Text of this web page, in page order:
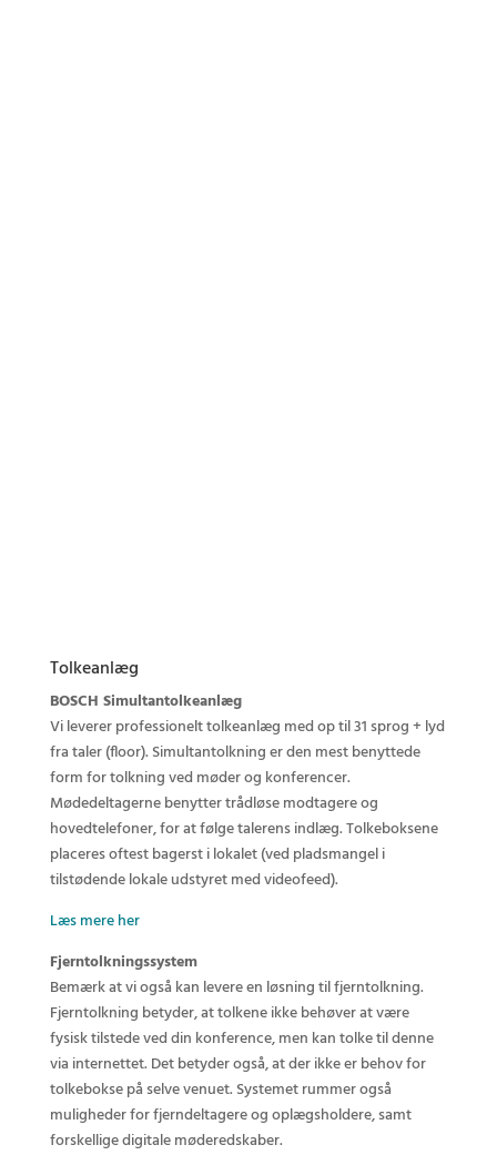
Tolkeanlæg
BOSCH Simultantolkeanlæg
Vi leverer professionelt tolkeanlæg med op til 31 sprog + lyd
fra taler (floor). Simultantolkning er den mest benyttede
form for tolkning ved møder og konferencer.
Mødedeltagerne benytter trådløse modtagere og
hovedtelefoner, for at følge talerens indlæg. Tolkeboksene
placeres oftest bagerst i lokalet (ved pladsmangel i
tilstødende lokale udstyret med videofeed).
Læs mere her
Fjerntolkningssystem
Bemærk at vi også kan levere en løsning til fjerntolkning.
Fjerntolkning betyder, at tolkene ikke behøver at være
fysisk tilstede ved din konference, men kan tolke til denne
via internettet. Det betyder også, at der ikke er behov for
tolkebokse på selve venuet. Systemet rummer også
muligheder for fjerndeltagere og oplægsholdere, samt
forskellige digitale møderedskaber.